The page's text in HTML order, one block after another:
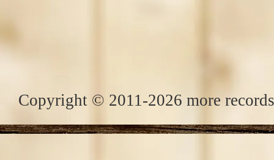
Copyright © 2011-2026 more